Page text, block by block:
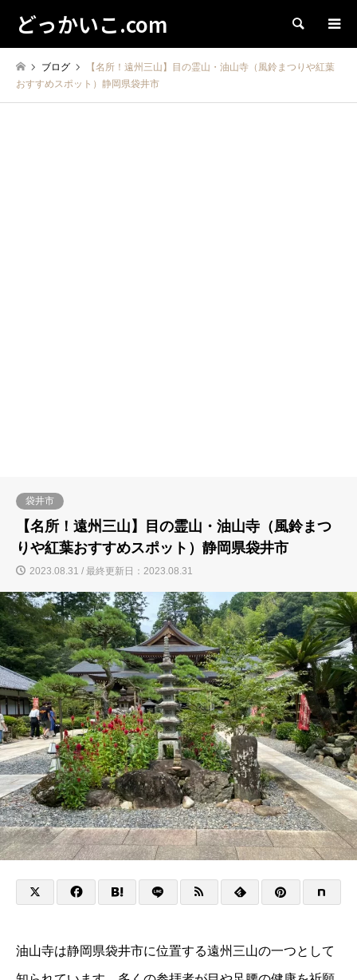
どっかいこ.com 検索
ブログ
【名所！遠州三山】目の霊山・油山寺（風鈴まつりや紅葉
おすすめスポット）静岡県袋井市
袋井市
【名所！遠州三山】目の霊山・油山寺（風鈴まつ
りや紅葉おすすめスポット）静岡県袋井市
2023.08.31 / 最終更新日：2023.08.31
油山寺は静岡県袋井市に位置する遠州三山の一つとして